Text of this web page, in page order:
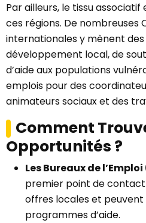
Par ailleurs, le tissu
ces régions. De nombreuses
internationales y mènent
développement local, de
d’aide aux populations
emplois pour des
animateurs sociaux et des
Comment
Opportunités ?
Les Bureaux de l’Emploi
premier point de
offres locales et
programmes d’aide.